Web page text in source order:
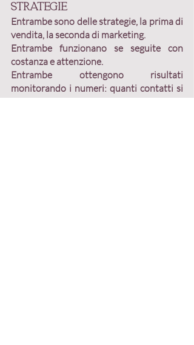
strategie
Entrambe sono delle strategie, la prima di
vendita, la seconda di marketing.
Entrambe funzionano se seguite con
costanza e attenzione.
Entrambe ottengono risultati
monitorando i numeri: quanti contatti si
trasformano in contratti.